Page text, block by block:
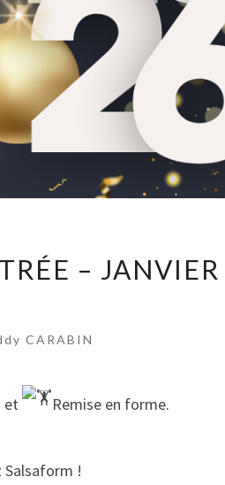
– JANVIER
CARABIN
et Remise en forme.
Salsaform !